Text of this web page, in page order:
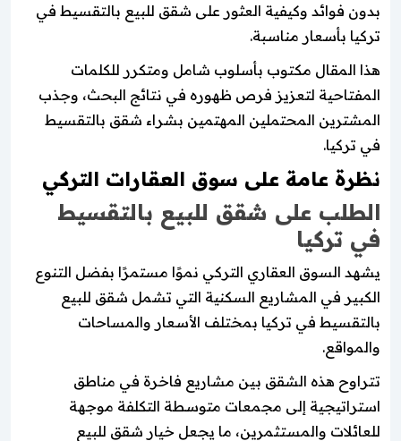
بدون فوائد وكيفية العثور على شقق للبيع بالتقسيط في
تركيا بأسعار مناسبة.
هذا المقال مكتوب بأسلوب شامل ومتكرر للكلمات
المفتاحية لتعزيز فرص ظهوره في نتائج البحث، وجذب
المشترين المحتملين المهتمين بشراء شقق بالتقسيط
في تركيا.
نظرة عامة على سوق العقارات التركي
الطلب على شقق للبيع بالتقسيط
في تركيا
يشهد السوق العقاري التركي نموًا مستمرًا بفضل التنوع
الكبير في المشاريع السكنية التي تشمل شقق للبيع
بالتقسيط في تركيا بمختلف الأسعار والمساحات
والمواقع.
تتراوح هذه الشقق بين مشاريع فاخرة في مناطق
استراتيجية إلى مجمعات متوسطة التكلفة موجهة
للعائلات والمستثمرين، ما يجعل خيار شقق للبيع